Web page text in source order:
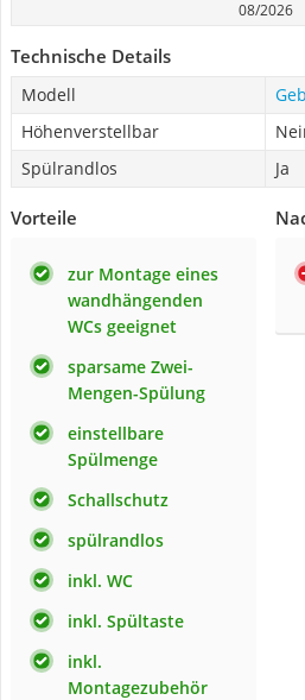
08/2026
Technische Details
Modell
Höhenverstellbar
Spülrandlos
Ja
Vorteile
zur Montage eines
wandhängenden
WCs geeignet
sparsame Zwei-
Mengen-Spülung
einstellbare
Spülmenge
Schallschutz
spülrandlos
inkl. WC
inkl. Spültaste
inkl.
Montagezubehör